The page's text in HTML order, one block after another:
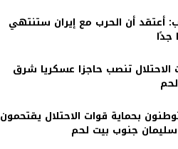
أعتقد أن الحرب مع إيران ستنتهي
جدًا
الاحتلال تنصب حاجزا عسكريا شرق
بحماية قوات الاحتلال يقتحمون
جنوب بيت لحم